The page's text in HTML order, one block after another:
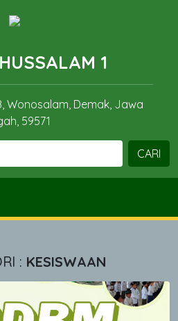
1
Wonosalam, Demak, Jawa
59571
CARI
: KESISWAAN